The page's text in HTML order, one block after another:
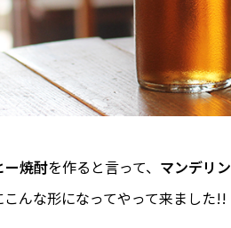
ー焼酎を作ると言って、 マンデリン
んな形になってやって来ました!!